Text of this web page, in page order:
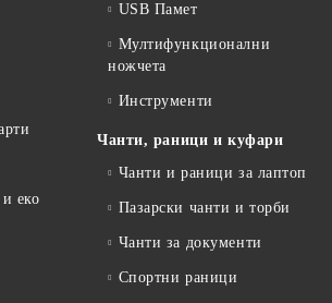
еко
USB Памет
Мултифункционални
ножчета
Инструменти
Чанти, раници и куфари
Чанти и раници за лаптоп
Пазарски чанти и торби
Чанти за документи
Спортни раници